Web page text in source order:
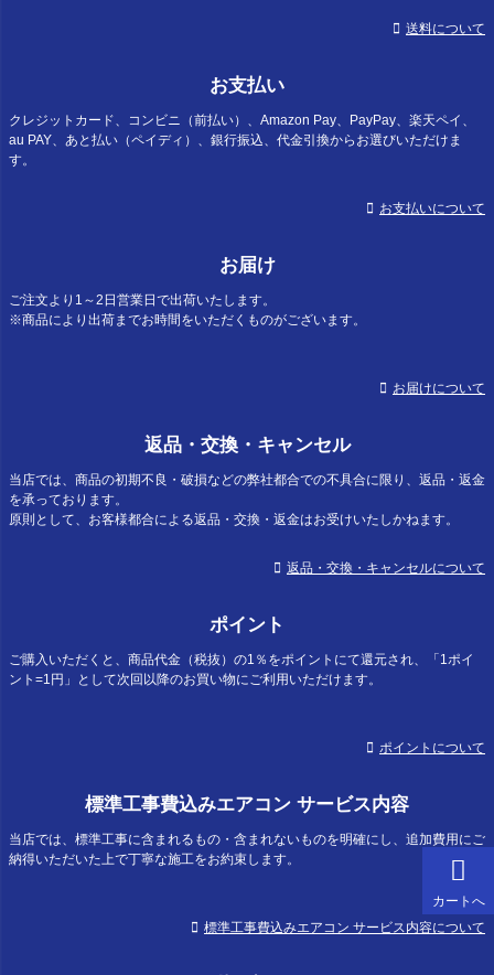
カートへ
送料について
お支払い
クレジットカード、コンビニ（前払い）、Amazon Pay、PayPay、楽天ペイ、
au PAY、あと払い（ペイディ）、銀行振込、代金引換からお選びいただけま
す。
お支払いについて
お届け
ご注文より1～2日営業日で出荷いたします。
※商品により出荷までお時間をいただくものがございます。
お届けについて
返品・交換・キャンセル
当店では、商品の初期不良・破損などの弊社都合での不具合に限り、返品・返金
を承っております。
原則として、お客様都合による返品・交換・返金はお受けいたしかねます。
返品・交換・キャンセルについて
ポイント
ご購入いただくと、商品代金（税抜）の1％をポイントにて還元され、「1ポイ
ント=1円」として次回以降のお買い物にご利用いただけます。
ポイントについて
標準工事費込みエアコン サービス内容
当店では、標準工事に含まれるもの・含まれないものを明確にし、追加費用にご
納得いただいた上で丁寧な施工をお約束します。
標準工事費込みエアコン サービス内容について